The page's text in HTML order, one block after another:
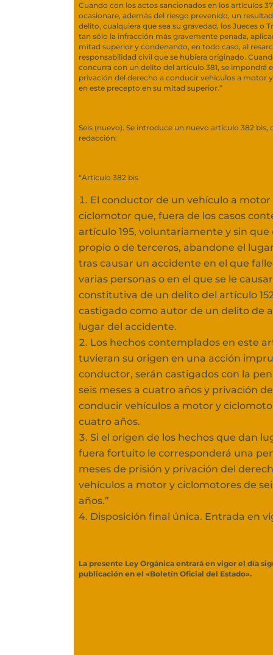
Cuando con los actos sancionados en los artículos
ocasionare, además del riesgo prevenido, un
delito, cualquiera que sea su gravedad, los Jueces o
tan sólo la infracción más gravemente penada,
mitad superior y condenando, en todo caso, al
responsabilidad civil que se hubiera originado.
concurra con un delito del artículo 381, se impondrá
privación del derecho a conducir vehículos a motor
en este precepto en su mitad superior.”
Seis (nuevo). Se introduce un nuevo artículo 382 bis,
redacción:
“Artículo 382 bis
El conductor de un vehículo a motor
ciclomotor que, fuera de los casos
artículo 195, voluntariamente y sin que
propio o de terceros, abandone el
tras causar un accidente en el que
varias personas o en el que se le
constitutiva de un delito del artículo
castigado como autor de un delito de
lugar del accidente.
Los hechos contemplados en este
tuvieran su origen en una acción
conductor, serán castigados con la
seis meses a cuatro años y privación
conducir vehículos a motor y
cuatro años.
Si el origen de los hechos que dan
fuera fortuito le corresponderá una
meses de prisión y privación del
vehículos a motor y ciclomotores de
años.”
Disposición final única. Entrada en
La presente Ley Orgánica entrará en vigor el día
publicación en el «Boletín Oficial del Estado».